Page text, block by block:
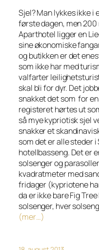
Sjel? Man lykkes ikke i
første dagen, men
Aparthotel ligger en
sine økonomiske
og butikken er det
som ikke har med
valfarter
skal bli for dyr. Det
snakket det som for
registeret hørtes ut
så mye kypriotisk sjel
snakker et
som det er alle steder
hotellbasseng. Det er
solsenger og
kvadratmeter med
fridager (kypriotene
da er ikke bare Fig
solsenger, hver
(mer…)